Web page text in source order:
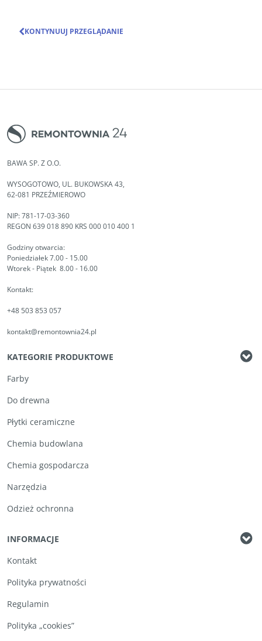
KONTYNUUJ PRZEGLĄDANIE
BAWA SP. Z O.O.
WYSOGOTOWO, UL. BUKOWSKA 43,
62-081 PRZEŹMIEROWO
NIP: 781-17-03-360
REGON 639 018 890 KRS 000 010 400 1
Godziny otwarcia:
Poniedziałek 7.00 - 15.00
Wtorek - Piątek 8.00 - 16.00
Kontakt:
+48 503 853 057
kontakt@remontownia24.pl
KATEGORIE PRODUKTOWE
Farby
Do drewna
Płytki ceramiczne
Chemia budowlana
Chemia gospodarcza
Narzędzia
Odzież ochronna
INFORMACJE
Kontakt
Polityka prywatności
Regulamin
Polityka „cookies”